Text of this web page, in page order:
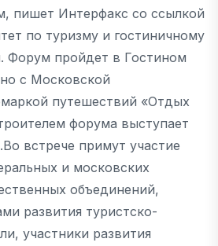
пишет Интерфакс со ссылкой
по туризму и гостиничному
Форум пройдет в Гостином
с Московской
путешествий «Отдых
форума выступает
встрече примут участие
и московских
объединений,
развития туристско-
участники развития